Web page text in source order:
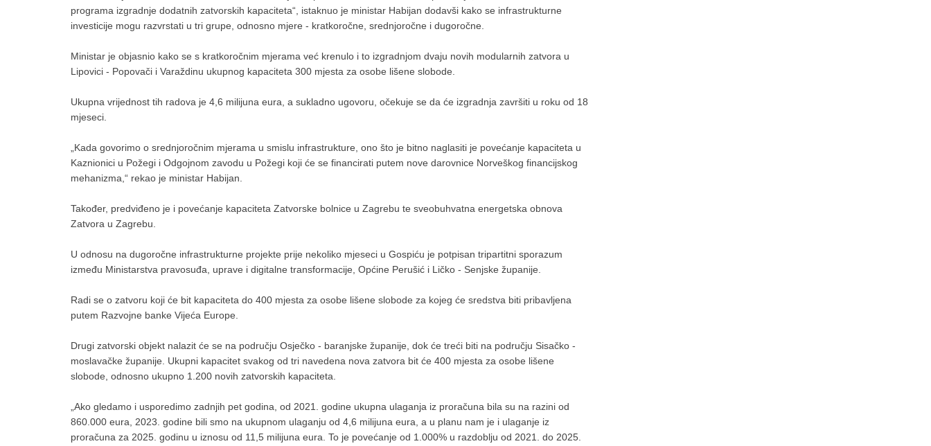
programa izgradnje dodatnih zatvorskih kapaciteta“, istaknuo je ministar Habijan dodavši kako se infrastrukturne
investicije mogu razvrstati u tri grupe, odnosno mjere - kratkoročne, srednjoročne i dugoročne.
Ministar je objasnio kako se s kratkoročnim mjerama već krenulo i to izgradnjom dvaju novih modularnih zatvora u
Lipovici - Popovači i Varaždinu ukupnog kapaciteta 300 mjesta za osobe lišene slobode.
Ukupna vrijednost tih radova je 4,6 milijuna eura, a sukladno ugovoru, očekuje se da će izgradnja završiti u roku od 18
mjeseci.
„Kada govorimo o srednjoročnim mjerama u smislu infrastrukture, ono što je bitno naglasiti je povećanje kapaciteta u
Kaznionici u Požegi i Odgojnom zavodu u Požegi koji će se financirati putem nove darovnice Norveškog financijskog
mehanizma,“ rekao je ministar Habijan.
Također, predviđeno je i povećanje kapaciteta Zatvorske bolnice u Zagrebu te sveobuhvatna energetska obnova
Zatvora u Zagrebu.
U odnosu na dugoročne infrastrukturne projekte prije nekoliko mjeseci u Gospiću je potpisan tripartitni sporazum
između Ministarstva pravosuđa, uprave i digitalne transformacije, Općine Perušić i Ličko - Senjske županije.
Radi se o zatvoru koji će bit kapaciteta do 400 mjesta za osobe lišene slobode za kojeg će sredstva biti pribavljena
putem Razvojne banke Vijeća Europe.
Drugi zatvorski objekt nalazit će se na području Osječko - baranjske županije, dok će treći biti na području Sisačko -
moslavačke županije. Ukupni kapacitet svakog od tri navedena nova zatvora bit će 400 mjesta za osobe lišene
slobode, odnosno ukupno 1.200 novih zatvorskih kapaciteta.
„Ako gledamo i usporedimo zadnjih pet godina, od 2021. godine ukupna ulaganja iz proračuna bila su na razini od
860.000 eura, 2023. godine bili smo na ukupnom ulaganju od 4,6 milijuna eura, a u planu nam je i ulaganje iz
proračuna za 2025. godinu u iznosu od 11,5 milijuna eura. To je povećanje od 1.000% u razdoblju od 2021. do 2025.